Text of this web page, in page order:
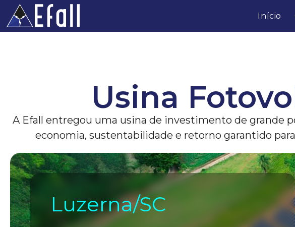
Início
Usina
A Efall entregou uma usina de investimento de grande
economia, sustentabilidade e retorno garantido
Luzerna/SC